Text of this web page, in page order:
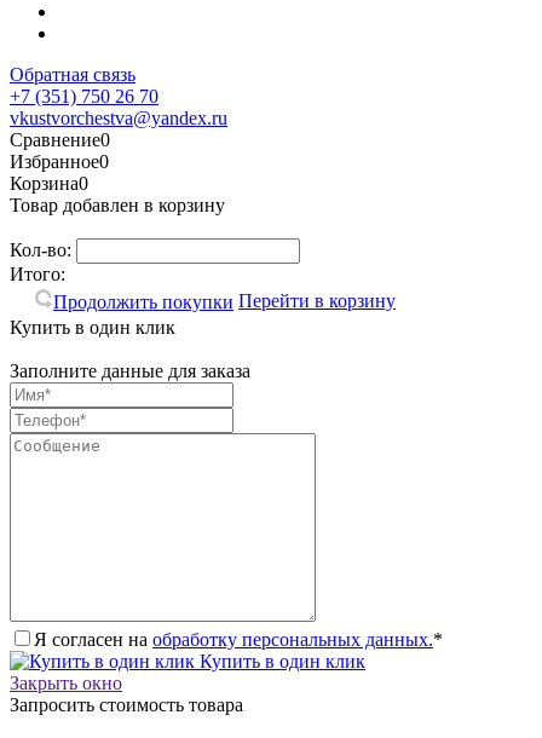
Обратная связь
+7 (351) 750 26 70
vkustvorchestva@yandex.ru
Сравнение0
Избранное0
Корзина0
Товар добавлен в корзину
Кол-во:
Итого:
Продолжить покупки Перейти в корзину
Купить в один клик
Заполните данные для заказа
Я согласен на обработку персональных данных.*
Купить в один клик
Закрыть окно
Запросить стоимость товара